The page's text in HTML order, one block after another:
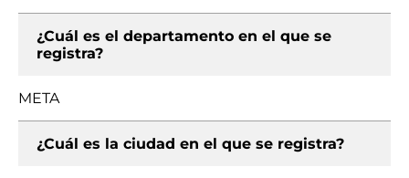
¿Cuál es el departamento en el que se
registra?
META
¿Cuál es la ciudad en el que se registra?